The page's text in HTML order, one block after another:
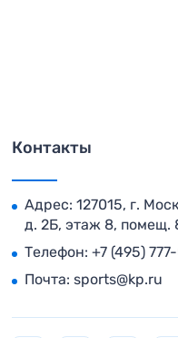
Контакты
Адрес: 127015, г.
д. 2Б, этаж 8, помещ.
Телефон: +7 (495)
Почта: sports@kp.ru